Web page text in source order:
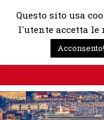
SkipQuesto sito usa
l'utente accetta le
Acconsento!